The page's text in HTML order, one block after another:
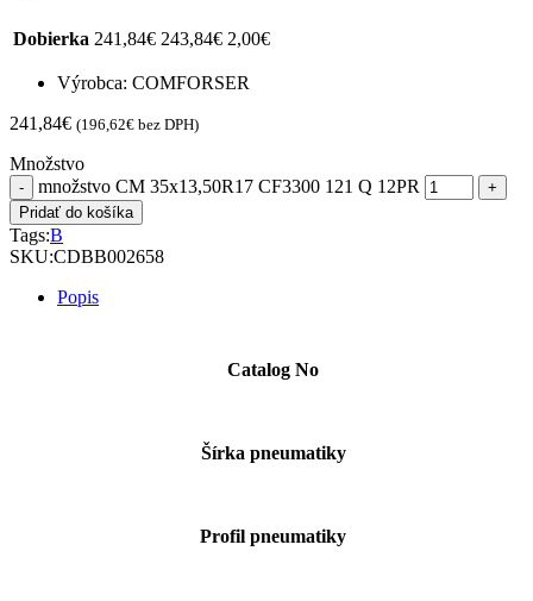
Dobierka 241,84€ 243,84€ 2,00€
Výrobca: COMFORSER
241,84€ (196,62€ bez DPH)
Množstvo
množstvo CM 35x13,50R17 CF3300 121 Q 12PR
Pridať do košíka
Tags:B
SKU:CDBB002658
Popis
Catalog No
Šírka pneumatiky
Profil pneumatiky